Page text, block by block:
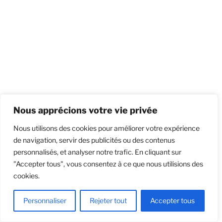
Nous apprécions votre vie privée
Nous utilisons des cookies pour améliorer votre expérience
de navigation, servir des publicités ou des contenus
personnalisés, et analyser notre trafic. En cliquant sur
"Accepter tous", vous consentez à ce que nous utilisions des
cookies.
Personnaliser Rejeter tout Accepter tous